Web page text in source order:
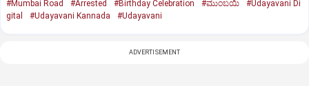
#Mumbai Road #Arrested #Birthday Celebration #ಮುಂಬಯಿ
#Udayavani Di
gital
#Udayavani Kannada #Udayavani
ADVERTISEMENT